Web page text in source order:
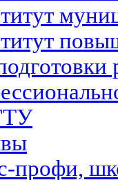
профи,